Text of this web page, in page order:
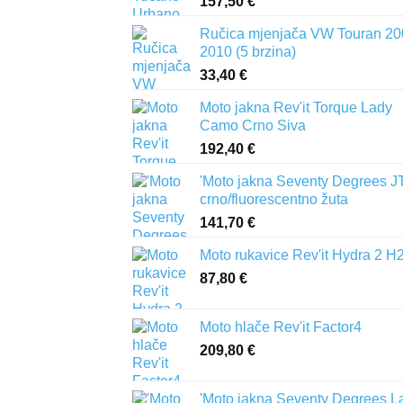
Ručica mjenjača VW Touran
2010 (5 brzina)
33,40 €
Moto jakna Rev'it Torque Lady
Camo Crno Siva
192,40 €
'Moto jakna Seventy Degrees
crno/fluorescentno žuta
141,70 €
Moto rukavice Rev'it Hydra 2
87,80 €
Moto hlače Rev'it Factor4
209,80 €
'Moto jakna Seventy Degrees